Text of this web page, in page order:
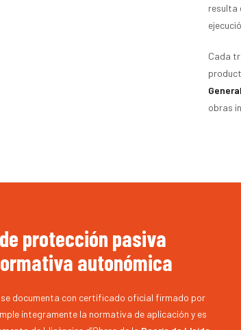
resulta
Cada
obras
protección pasiva
autonómica
se documenta con certificado oficial firmado por
íntegramente la normativa de aplicación y es